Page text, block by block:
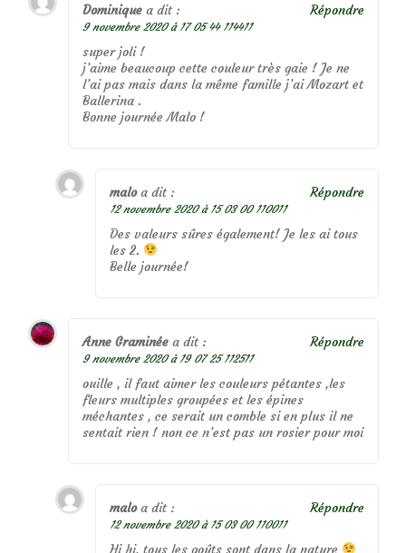
Dominique a dit :
9 novembre 2020 à 17 05 44 114411
super joli !
j’aime beaucoup cette couleur très gaie ! Je ne
l’ai pas mais dans la même famille j’ai Mozart et
Ballerina .
Bonne journée Malo !
Répondre
malo a dit :
12 novembre 2020 à 15 03 00 110011
Des valeurs sûres également! Je les ai tous
les 2.
Belle journée!
Répondre
Anne Graminée a dit :
9 novembre 2020 à 19 07 25 112511
ouille , il faut aimer les couleurs pétantes ,les
fleurs multiples groupées et les épines
méchantes , ce serait un comble si en plus il ne
sentait rien ! non ce n’est pas un rosier pour moi
Répondre
malo a dit :
12 novembre 2020 à 15 03 00 110011
Hi hi, tous les goûts sont dans la nature
Répondre